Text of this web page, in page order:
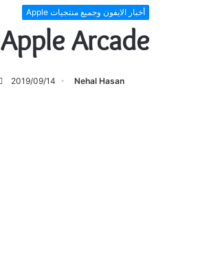
أخبار الايفون وجميع منتجيات Apple
Apple Arcade او google play pass!!
Nehal Hasan
2019/09/14